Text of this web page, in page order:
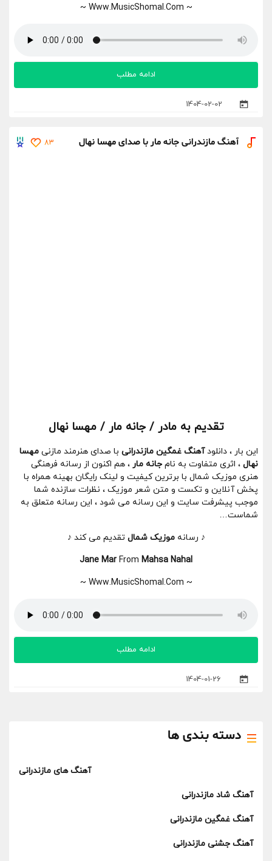
دسته بندی ها
آهنگ های مازندرانی
آهنگ شاد مازندرانی
آهنگ غمگین مازندرانی
آهنگ جشنی مازندرانی
~ Www.MusicShomal.Com ~
1404-02-02
ادامه مطلب
آهنگ مازندرانی جانه مار با صدای مهسا نهال 83
تقدیم به مادر / جانه مار / مهسا نهال
این بار ، دانلودآهنگ غمگین مازندرانی با صدای هنرمند مازنی مهسا
نهال ، اثری متفاوت به نام جانه مار ، هم اکنون از رسانه فرهنگی
هنری موزیک شمال با برترین کیفیت و لینک رایگان بهینه همراه با
پخش آنلاین و تکست و متن شعر موزیک ، نظرات سازنده شما
موجب پیشرفت سایت و این رسانه می شود ، این رسانه متعلق به
شماست…
♪ رسانهموزیک شمال تقدیم می کند ♪
Jane Mar From Mahsa Nahal
~ Www.MusicShomal.Com ~
1404-01-26
ادامه مطلب